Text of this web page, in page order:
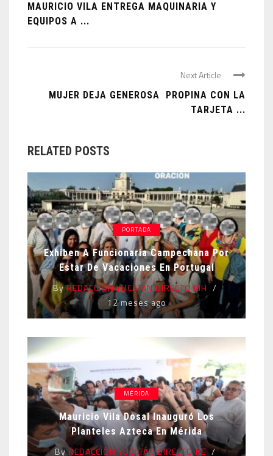
MAURICIO VILA ENTREGA MAQUINARIA Y
EQUIPOS A ...
Next Article
MUJER DEJA GENEROSA PROPINA CON LA
TARJETA ...
RELATED POSTS
PORTADA
Exhiben A Funcionaria Campechana Por
Estar De Vacaciones En Portugal
ByREDACCIÓN YUCATÁN DIRECTO MH
12 meses ago
MÉRIDA
Mauricio Vila Dosal Inauguró Los
Planteles Azteca En Mérida
ByREDACCIÓN YUCATÁN DIRECTO KE